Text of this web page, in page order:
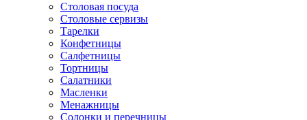
Столовая посуда
Столовые сервизы
Тарелки
Конфетницы
Салфетницы
Тортницы
Салатники
Масленки
Менажницы
Солонки и перечницы